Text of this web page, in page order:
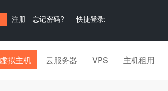
注册 忘记密码? 快捷登录:
虚拟主机 云服务器 VPS 主机租用